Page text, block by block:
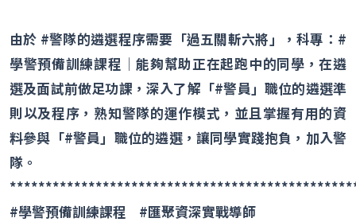
由於 #警隊的遴選程序需要「過五關斬六將」，科專： #
學警預備訓練課程 │ 能夠幫助正在起跑中的同學，在遴
選及面試前做足功課，深入了解「#警員」職位的遴選準
則以及程序，熟知警隊的運作模式，並且掌握有用的資
料參與「#警員」職位的遴選，讓同學實踐抱負，加入警
隊。
#學警預備訓練課程 #匯聚資深實戰導師